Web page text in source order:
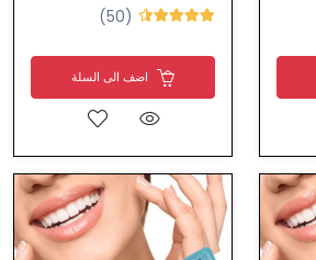
(50)
اضف الى السلة